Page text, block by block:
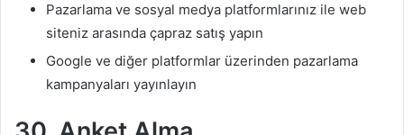
Pazarlama ve sosyal medya platformlarınız ile web
siteniz arasında çapraz satış yapın
Google ve diğer platformlar üzerinden pazarlama
kampanyaları yayınlayın